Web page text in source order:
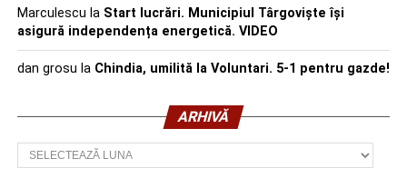
Marculescu la Start lucrări. Municipiul Târgoviște își
asigură independența energetică. VIDEO
dan grosu la Chindia, umilită la Voluntari. 5-1 pentru gazde!
ARHIVĂ
Arhivă